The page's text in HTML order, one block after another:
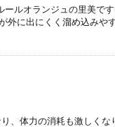
ルオランジュの里美で
に出にくく溜め込みや
、体力の消耗も激しくな